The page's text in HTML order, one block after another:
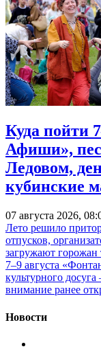
Куда пойти
Афиши»,
Ледовом,
кубинские
07 августа 2026,
Лето решило
отпусков,
загружают
7–9 августа
культурного
внимание ранее
Новости